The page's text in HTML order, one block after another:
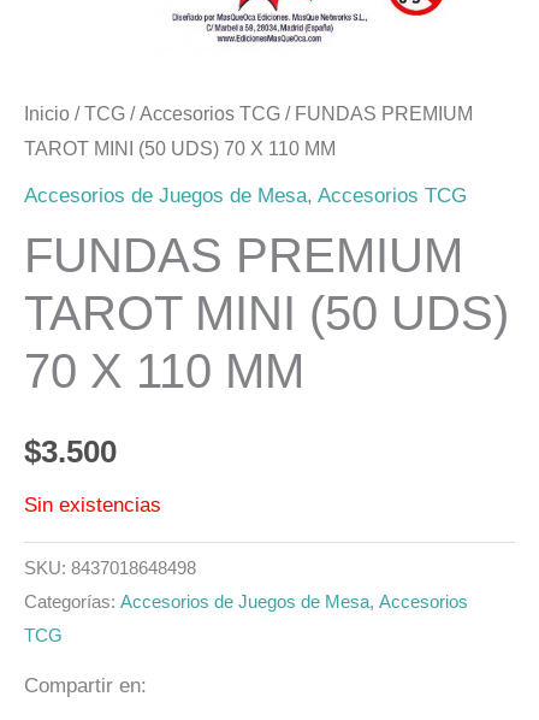
Inicio / TCG / Accesorios TCG / FUNDAS PREMIUM
TAROT MINI (50 UDS) 70 X 110 MM
Accesorios de Juegos de Mesa, Accesorios TCG
FUNDAS PREMIUM
TAROT MINI (50 UDS)
70 X 110 MM
$3.500
Sin existencias
SKU: 8437018648498
Categorías: Accesorios de Juegos de Mesa, Accesorios
TCG
Compartir en: